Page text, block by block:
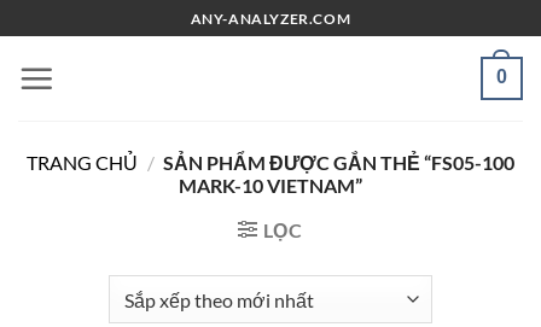
đến
nội
ANY-ANALYZER.COM
0
TRANG CHỦ / SẢN PHẨM ĐƯỢC GẮN THẺ “FS05-100
MARK-10 VIETNAM”
LỌC